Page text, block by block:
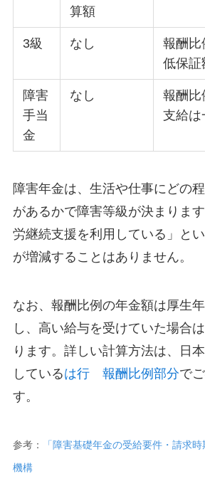
算額
3級 なし
報酬
低保証
障害
手当
金
なし
報酬
支給は
障害年金は、生活や仕事にどの
があるかで障害等級が決まりま
労継続支援を利用している」と
が増減することはありません。
なお、報酬比例の年金額は厚生
し、高い給与を受けていた場合
ります。詳しい計算方法は、日
しているは行 報酬比例部分で
す。
参考：
「障害基礎年金の受給要件・請求
機構